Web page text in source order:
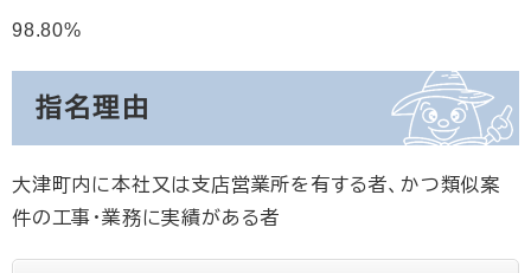
98.80
指名理由
大津町内に本社又は支店営業所を有する者、かつ類似案
件の工事・業務に実績がある者